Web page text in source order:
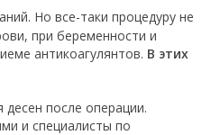
Но все-таки процедуру не
при беременности и
антикоагулянтов. В этих
после операции.
и специалисты по